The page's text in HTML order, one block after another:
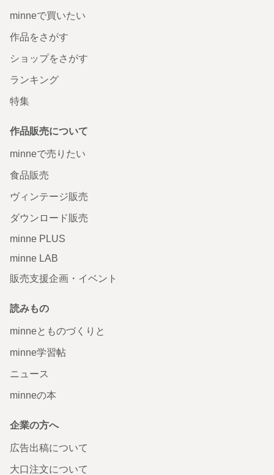
minneで買いたい
作品をさがす
ショップをさがす
ランキング
特集
作品販売について
minneで売りたい
食品販売
ヴィンテージ販売
ダウンロード販売
minne PLUS
minne LAB
販売支援企画・イベント
読みもの
minneとものづくりと
minne学習帖
ニュース
minneの本
企業の方へ
広告出稿について
大口注文について